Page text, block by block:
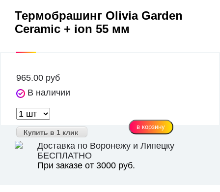
Термобрашинг Olivia Garden
Ceramic + ion 55 мм
965.00 руб
В наличии
Купить в 1 клик
Доставка по Воронежу и Липецку
БЕСПЛАТНО
При заказе от 3000 руб.